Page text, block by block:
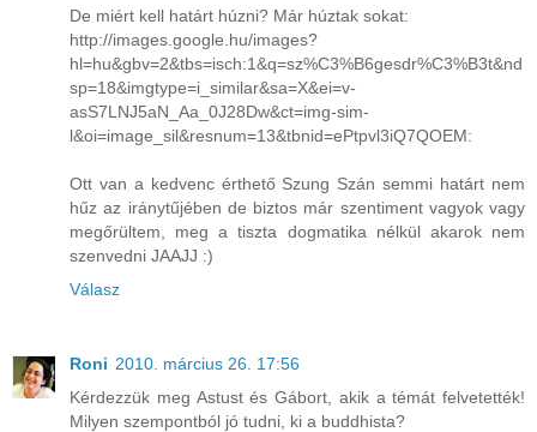
De miért kell határt húzni? Már húztak sokat:
http://images.google.hu/images?
hl=hu&gbv=2&tbs=isch:1&q=sz%C3%B6gesdr%C3%B3t&nd
sp=18&imgtype=i_similar&sa=X&ei=v-
asS7LNJ5aN_Aa_0J28Dw&ct=img-sim-
l&oi=image_sil&resnum=13&tbnid=ePtpvl3iQ7QOEM:
Ott van a kedvenc érthető Szung Szán semmi határt nem
hűz az iránytűjében de biztos már szentiment vagyok vagy
megőrültem, meg a tiszta dogmatika nélkül akarok nem
szenvedni JAAJJ :)
Válasz
Roni 2010. március 26. 17:56
Kérdezzük meg Astust és Gábort, akik a témát felvetették!
Milyen szempontból jó tudni, ki a buddhista?